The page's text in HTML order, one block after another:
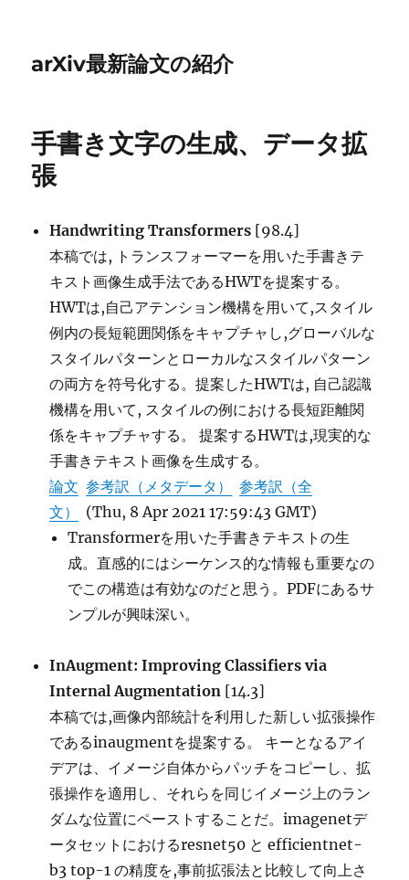
arXiv最新論文の紹介
手書き文字の生成、データ拡
張
Handwriting Transformers [98.4]
本稿では, トランスフォーマーを用いた手書きテ
キスト画像生成手法であるHWTを提案する。
HWTは,自己アテンション機構を用いて,スタイル
例内の長短範囲関係をキャプチャし,グローバルな
スタイルパターンとローカルなスタイルパターン
の両方を符号化する。提案したHWTは, 自己認識
機構を用いて, スタイルの例における長短距離関
係をキャプチャする。 提案するHWTは,現実的な
手書きテキスト画像を生成する。
論文 参考訳（メタデータ）
参考訳（全
文）
(Thu, 8 Apr 2021 17:59:43 GMT)
Transformerを用いた手書きテキストの生
成。直感的にはシーケンス的な情報も重要なの
でこの構造は有効なのだと思う。PDFにあるサ
ンプルが興味深い。
InAugment: Improving Classifiers via
Internal Augmentation [14.3]
本稿では,画像内部統計を利用した新しい拡張操作
であるinaugmentを提案する。 キーとなるアイ
デアは、イメージ自体からパッチをコピーし、拡
張操作を適用し、それらを同じイメージ上のラン
ダムな位置にペーストすることだ。imagenetデ
ータセットにおけるresnet50 と efficientnet-
b3 top-1 の精度を,事前拡張法と比較して向上さ